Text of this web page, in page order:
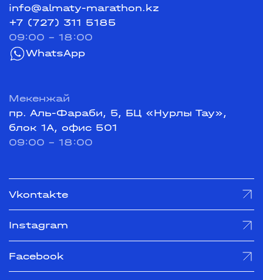
info@almaty-marathon.kz
+7 (727) 311 5185
09:00 - 18:00
WhatsApp
Мекенжай
пр. Аль-Фараби, 5, БЦ «Нурлы Тау»,
блок 1А, офис 501
09:00 - 18:00
Vkontakte
Instagram
Facebook